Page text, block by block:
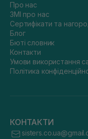
Про нас
ЗМІ про нас
Сертифікати та
Блог
Бюті словник
Контакти
Умови використання
Політика
КОНТАКТИ